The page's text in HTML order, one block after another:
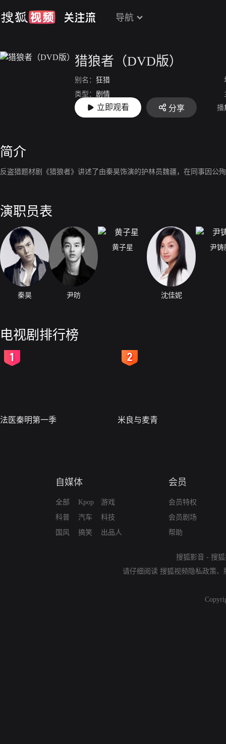
导航
猎狼者（DVD版）
别名： 狂猎
类型： 剧情
上映： 2021-05-24
立即观看 分享 播
简介
反盗猎题材剧《猎狼者》讲述了由秦昊饰演的护林员魏疆，在同事因公
演职员表
秦昊 尹昉
黄子星
沈佳妮
尹铸
电视剧排行榜
法医秦明第一季 米良与麦青
自媒体
全部
科普
国风
Kpop
汽车
搞笑
游戏
科技
出品人
会员
会员特权
会员剧场
帮助
搜狐影音 - 搜
请仔细阅读 搜狐视频隐私政策、